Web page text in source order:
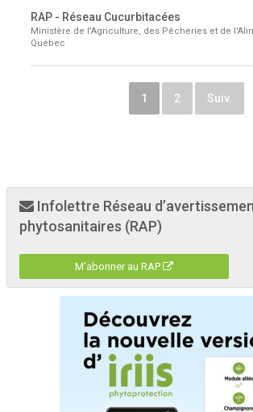
RAP - Réseau Cucurbitacées
Ministère de l'Agriculture, des Pêcheries et de
Québec
1 2 Suiv.
Infolettre Réseau
phytosanitaires (RAP)
M'abonner au RAP